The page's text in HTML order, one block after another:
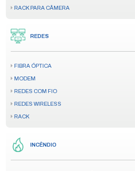
RACK PARA CÂMERA
REDES
FIBRA ÓPTICA
MODEM
REDES COM FIO
REDES WIRELESS
RACK
INCÊNDIO